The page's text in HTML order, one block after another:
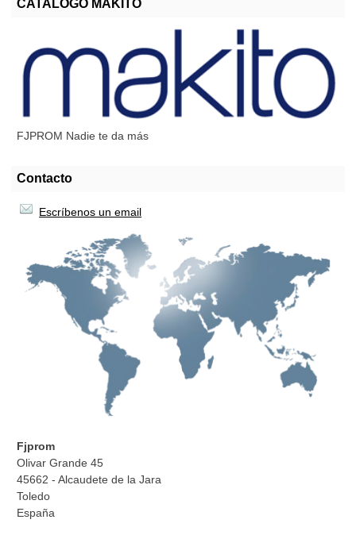
CATALOGO MAKITO
FJPROM Nadie te da más
Contacto
Escríbenos un email
Fjprom
Olivar Grande 45
45662 - Alcaudete de la Jara
Toledo
España